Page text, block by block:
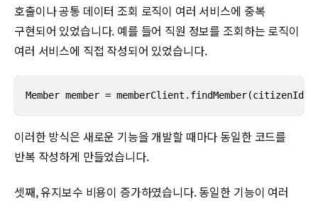
호출이나 공통 데이터 조회 로직이 여러 서비스에 중복
구현되어 있었습니다. 예를 들어 직원 정보를 조회하는 로직이
여러 서비스에 직접 작성되어 있었습니다.
Member member = memberClient.findMember(citizenId);
이러한 방식은 새로운 기능을 개발할 때마다 동일한 코드를
반복 작성하게 만들었습니다.
셋째, 유지보수 비용이 증가하였습니다. 동일한 기능이 여러